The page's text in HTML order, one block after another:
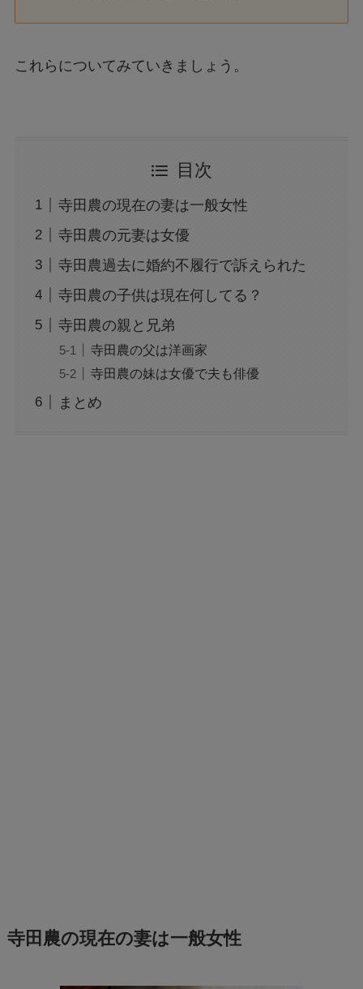
これらについてみていきましょう。
目次
寺田農の現在の妻は一般女性
寺田農の元妻は女優
寺田農過去に婚約不履行で訴えられた
寺田農の子供は現在何してる？
寺田農の親と兄弟
寺田農の父は洋画家
寺田農の妹は女優で夫も俳優
まとめ
寺田農の現在の妻は一般女性